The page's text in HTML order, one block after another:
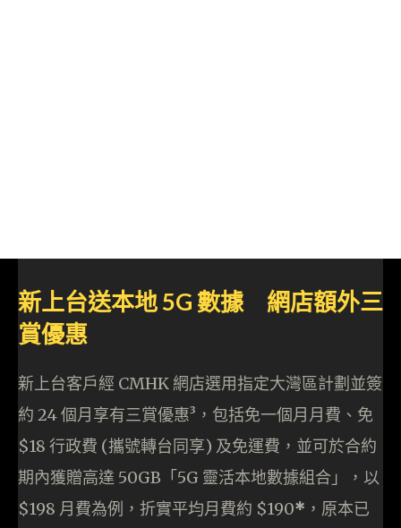
新上台送本地 5G 數據 網店額外三
賞優惠
新上台客戶經 CMHK 網店選用指定大灣區計劃並簽
約 24 個月享有三賞優惠³，包括免一個月月費、免
$18 行政費 (攜號轉台同享) 及免運費，並可於合約
期內獲贈高達 50GB「5G 靈活本地數據組合」，以
$198 月費為例，折實平均月費約 $190* ，原本已